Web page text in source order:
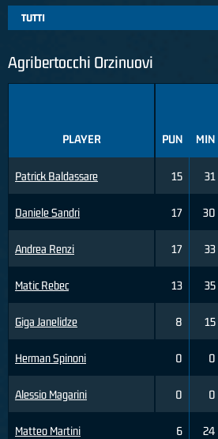
Agribertocchi Orzinuovi
PLAYER
Patrick Baldassare
Daniele Sandri
Andrea Renzi
Matic Rebec
Giga Janelidze
Herman Spinoni
Alessio Magarini
Matteo Martini
PUN MIN
15 31
17 30
17 33
13 35
8 15
0 0
0 0
6 24